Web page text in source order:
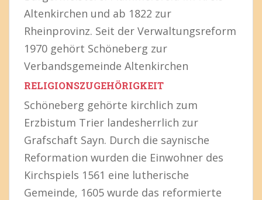
Altenkirchen und ab 1822 zur
Rheinprovinz. Seit der Verwaltungsreform
1970 gehört Schöneberg zur
Verbandsgemeinde Altenkirchen
RELIGIONSZUGEHÖRIGKEIT
Schöneberg gehörte kirchlich zum
Erzbistum Trier landesherrlich zur
Grafschaft Sayn. Durch die saynische
Reformation wurden die Einwohner des
Kirchspiels 1561 eine lutherische
Gemeinde, 1605 wurde das reformierte